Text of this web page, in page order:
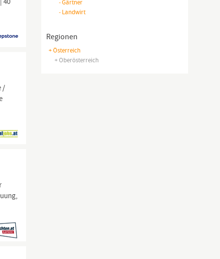
-Gärtner
-Landwirt
Regionen
+ Österreich
+ Oberösterreich
/